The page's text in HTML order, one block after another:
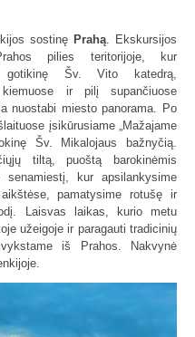
sostinęPrahą . Ekskursijos
pilies teritorijoje, kur
gotikinę Šv. Vito katedrą,
ir pilį supančiuose
nuostabi miesto panorama. Po
įsikūrusiame „Mažajame
Šv. Mikalojaus bažnyčią.
tiltą, puoštą barokinėmis
senamiestį, kur apsilankysime
pamatysime rotušę ir
Laisvas laikas, kurio metu
užeigoje ir paragauti tradicinių
iš Prahos. Nakvynė